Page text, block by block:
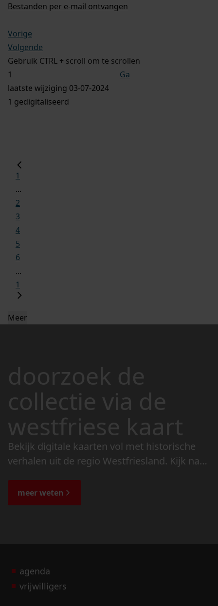
Bestanden per e-mail ontvangen
Vorige
Volgende
Gebruik CTRL + scroll om te scrollen
Ga
laatste wijziging 03-07-2024
1 gedigitaliseerd
1
...
2
3
4
5
6
...
1
Meer
doorzoek de
collectie via de
westfriese kaart
Bekijk digitale kaarten vol met historische
verhalen uit de regio Westfriesland. Kijk naar
de bijzondere verhalen.
meer weten
agenda
vrijwilligers